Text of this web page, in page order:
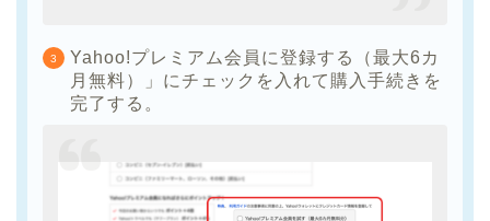
Yahoo!プレミアム会員に登録する（最大6カ
月無料）」にチェックを入れて購入手続きを
完了する。